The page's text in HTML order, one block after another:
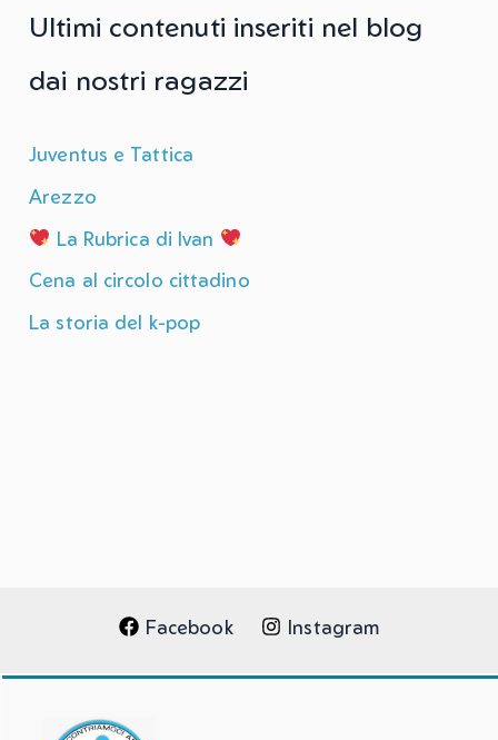
Ultimi contenuti inseriti nel blog
dai nostri ragazzi
Juventus e Tattica
Arezzo
La Rubrica di Ivan
Cena al circolo cittadino
La storia del k-pop
Facebook Instagram